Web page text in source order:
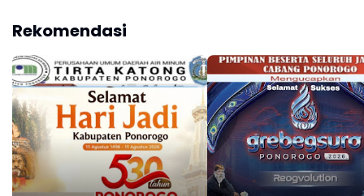
Remaja XXII & Festival
Nasional Reog
Ponorogo XXXI Tahun
2026
Nasional Reyog
Ponorogo XXXI Tahun
2026
Rekomendasi